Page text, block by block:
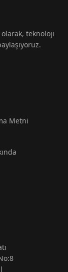
teknoloji
Metni